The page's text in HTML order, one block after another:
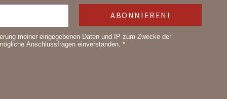
meiner eingegebenen Daten und IP zum Zwecke der
Anschlussfragen einverstanden. *